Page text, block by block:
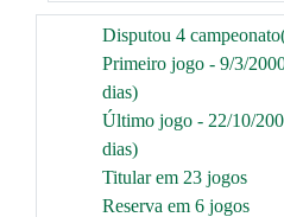
Disputou 4
Primeiro jogo - 9/3/
dias)
Último jogo - 22/10/
dias)
Titular em 23 jogos
Reserva em 6 jogos